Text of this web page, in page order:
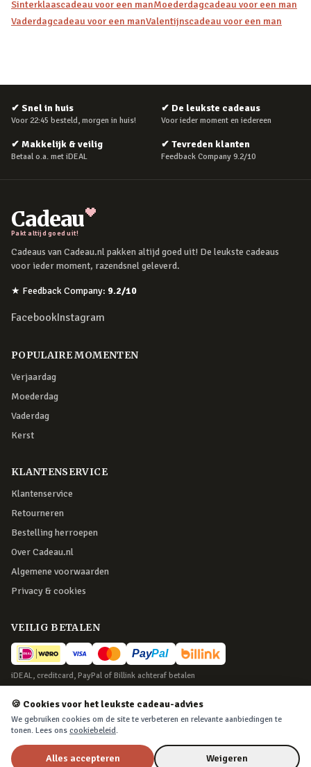
Sinterklaascadeau voor een manMoederdagcadeau voor een man
Vaderdagcadeau voor een manValentijnscadeau voor een man
✔ Snel in huis
Voor 22:45 besteld, morgen in huis!
✔ De leukste cadeaus
Voor ieder moment en iedereen
✔ Makkelijk & veilig
Betaal o.a. met iDEAL
✔ Tevreden klanten
Feedback Company 9.2/10
Cadeau
Pakt altijd goed uit!
Cadeaus van Cadeau.nl pakken altijd goed uit! De leukste cadeaus
voor ieder moment, razendsnel geleverd.
★ Feedback Company: 9.2/10
FacebookInstagram
POPULAIRE MOMENTEN
Verjaardag
Moederdag
Vaderdag
Kerst
KLANTENSERVICE
Klantenservice
Retourneren
Bestelling herroepen
Over Cadeau.nl
Algemene voorwaarden
Privacy & cookies
VEILIG BETALEN
iDEAL, creditcard, PayPal of Billink achteraf betalen
BEZORGING
Voor 22:45 besteld, morgen in huis. Tot 365 dagen retourneren.
🍪 Cookies voor het leukste cadeau-advies
We gebruiken cookies om de site te verbeteren en relevante aanbiedingen te
tonen. Lees ons cookiebeleid.
Alles accepteren Weigeren